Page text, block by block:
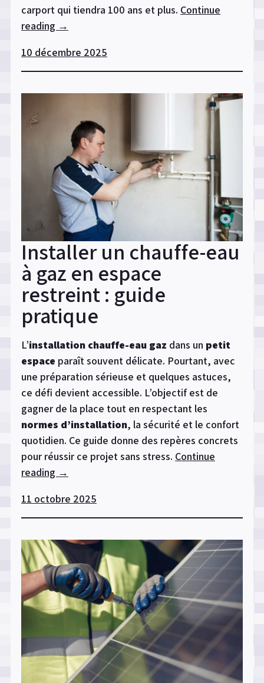
carport qui tiendra 100 ans et plus. Continue
reading « Un
en
chêne
durer
100
ans
:
techniques
et
astuces
de
maître
→
10 décembre 2025
Installer un chauffe-eau
à gaz en espace
restreint : guide
pratique
L’installation chauffe-eau gaz dans un petit
espace paraît souvent délicate. Pourtant, avec
une préparation sérieuse et quelques astuces,
ce défi devient accessible. L’objectif est de
gagner de la place tout en respectant les
normes d’installation, la sécurité et le confort
quotidien. Ce guide donne des repères concrets
pour réussir ce projet sans stress. Continue
reading « Installer
chauffe-
eau
gaz
en
espace
restreint
:
guide
pratique »
→
11 octobre 2025